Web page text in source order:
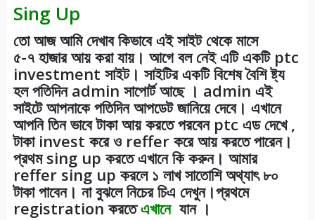
Sing Up
তো আজ আমি দেখাব কিভাবে এই সাইট থেকে মাসে
৫-৭ হাজার আয় করা যায়। আগে বল নেই এটি একটি ptc
investment সাইট। সাইটির একটি বিশেষ বৈশি ষ্ট্য
হল পতিদিন admin সাপোর্ট আছে । admin এই
সাইটে আপনাকে পতিদিন আপডেট জানিয়ে দেবে। এখানে
আপনি তিন ভাবে টাকা আয় করতে পরবেন ptc এড দেখে ,
টাকা invest করে ও reffer করে আয় করতে পারেন।
প্রথম sing up করতে এখানে কি করুন। আমার
reffer sing up করলে ১ লাখ সাতোশি অথ্যাৎ ৮০
টাকা পাবেন। না বুঝলে নিচের চিএ দেখুন।প্রথমে
registration করতেএখানে যান ।